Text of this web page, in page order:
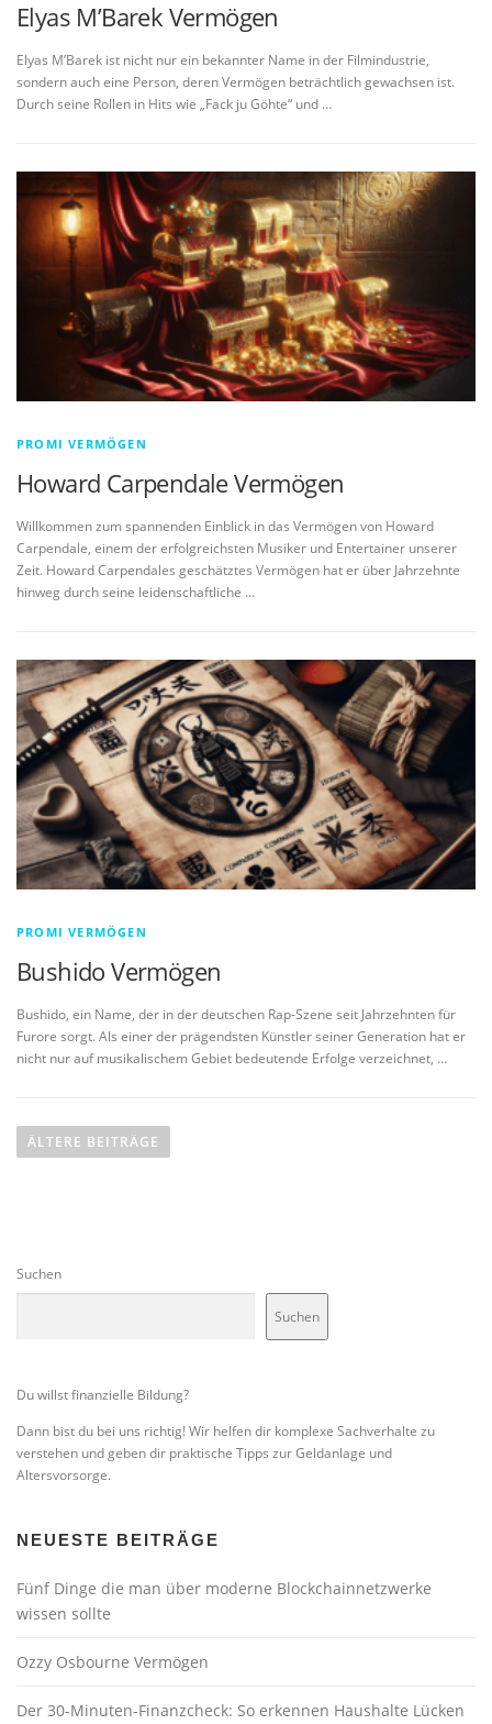
Elyas M’Barek Vermögen
Elyas M’Barek ist nicht nur ein bekannter Name in der Filmindustrie,
sondern auch eine Person, deren Vermögen beträchtlich gewachsen ist.
Durch seine Rollen in Hits wie „Fack ju Göhte“ und …
PROMI VERMÖGEN
Howard Carpendale Vermögen
Willkommen zum spannenden Einblick in das Vermögen von Howard
Carpendale, einem der erfolgreichsten Musiker und Entertainer unserer
Zeit. Howard Carpendales geschätztes Vermögen hat er über Jahrzehnte
hinweg durch seine leidenschaftliche …
PROMI VERMÖGEN
Bushido Vermögen
Bushido, ein Name, der in der deutschen Rap-Szene seit Jahrzehnten für
Furore sorgt. Als einer der prägendsten Künstler seiner Generation hat er
nicht nur auf musikalischem Gebiet bedeutende Erfolge verzeichnet, …
e
g
v
i
g
a
i
n
ÄLTERE BEITRÄGE
Suchen
Suchen
Du willst finanzielle Bildung?
Dann bist du bei uns richtig! Wir helfen dir komplexe Sachverhalte zu
verstehen und geben dir praktische Tipps zur Geldanlage und
Altersvorsorge.
NEUESTE BEITRÄGE
Fünf Dinge die man über moderne Blockchainnetzwerke
wissen sollte
Ozzy Osbourne Vermögen
Der 30-Minuten-Finanzcheck: So erkennen Haushalte Lücken